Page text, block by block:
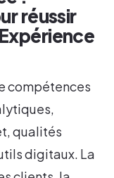
réussir
compétences
qualités
digitaux. La